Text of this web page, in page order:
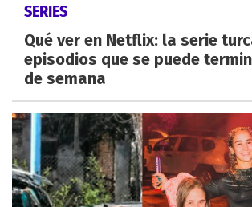
SERIES
Qué ver en Netflix: la serie
episodios que se puede
de semana